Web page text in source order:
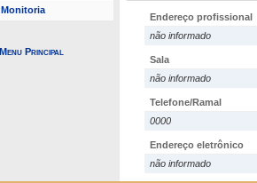
Principal
Endereço profissional
não informado
Sala
não informado
Telefone/Ramal
0000
Endereço eletrônico
não informado